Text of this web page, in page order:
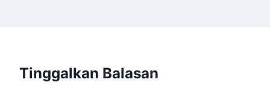
Tinggalkan Balasan